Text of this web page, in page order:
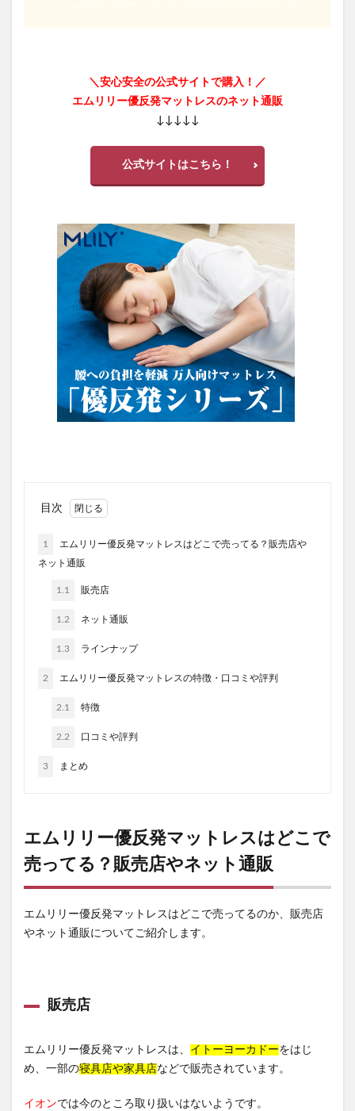
＼安心安全の公式サイトで購入！／
エムリリー優反発マットレスのネット通販
↓↓↓↓↓
公式サイトはこちら！
目次
1
エムリリー優反発マットレスはどこで売ってる？販売店や
ネット通販
1.1 販売店
1.2 ネット通販
1.3 ラインナップ
2 エムリリー優反発マットレスの特徴・口コミや評判
2.1 特徴
2.2 口コミや評判
3 まとめ
エムリリー優反発マットレスはどこで
売ってる？販売店やネット通販
エムリリー優反発マットレスはどこで売ってるのか、販売店
やネット通販についてご紹介します。
販売店
エムリリー優反発マットレスは、 イトーヨーカドーをはじ
め、一部の寝具店や家具店などで販売されています。
イオンでは今のところ取り扱いはないようです。